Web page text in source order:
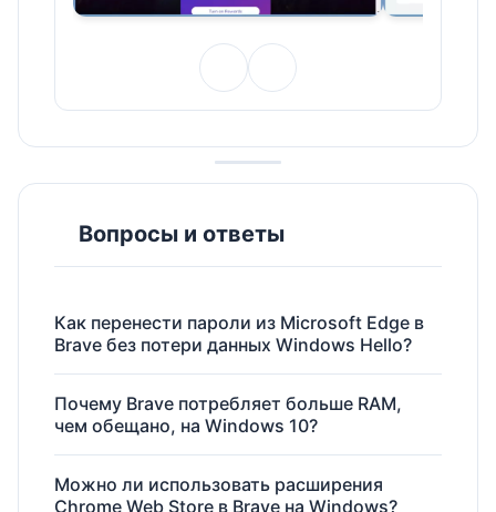
Вопросы и ответы
Как перенести пароли из Microsoft Edge в
Brave без потери данных Windows Hello?
Почему Brave потребляет больше RAM,
чем обещано, на Windows 10?
Можно ли использовать расширения
Chrome Web Store в Brave на Windows?